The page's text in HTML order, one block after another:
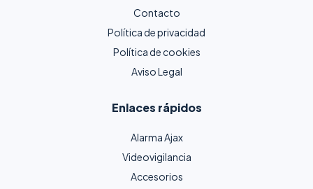
Contacto
Política de privacidad
Política de cookies
Aviso Legal
Enlaces rápidos
Alarma Ajax
Videovigilancia
Accesorios